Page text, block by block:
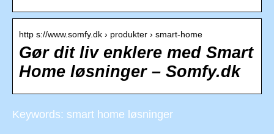
http s://www.somfy.dk › produkter › smart-home
Gør dit liv enklere med Smart
Home løsninger – Somfy.dk
Keywords: smart home løsninger